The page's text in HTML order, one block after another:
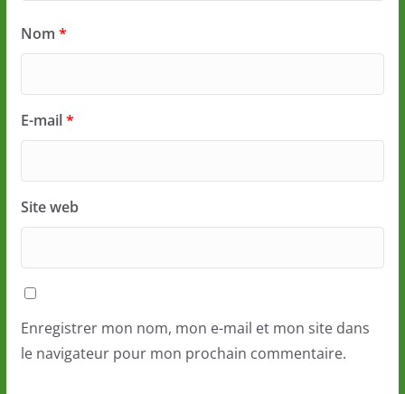
Nom *
E-mail*
Site web
Enregistrer mon nom, mon e-mail et mon site dans
le navigateur pour mon prochain commentaire.